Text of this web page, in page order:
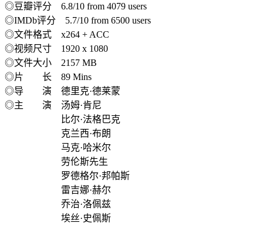
◎豆瓣评分 6.8/10 from 4079 users
◎IMDb评分 5.7/10 from 6500 users
◎文件格式 x264 + ACC
◎视频尺寸 1920 x 1080
◎文件大小 2157 MB
◎片 长 89 Mins
◎导 演 德里克·德莱蒙
◎主 演 汤姆·肯尼
比尔·法格巴克
克兰西·布朗
马克·哈米尔
劳伦斯先生
罗德格尔·邦帕斯
雷吉娜·赫尔
乔治·洛佩兹
埃丝·史佩斯